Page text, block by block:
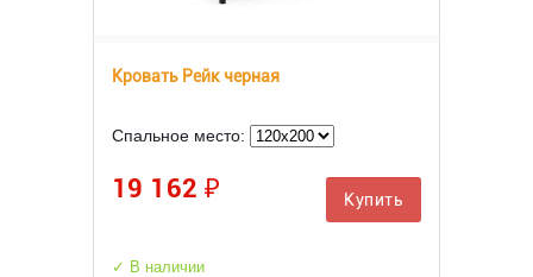
Кровать Рейк черная
Спальное место:
19 162 ₽ Купить
✓ В наличии